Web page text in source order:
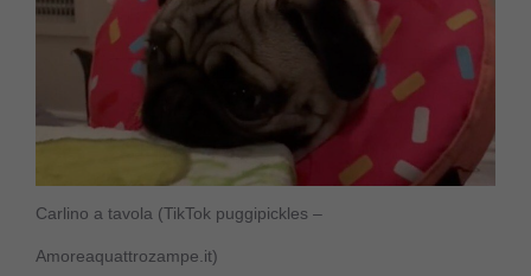
Carlino a tavola (TikTok puggipickles –
Amoreaquattrozampe.it)